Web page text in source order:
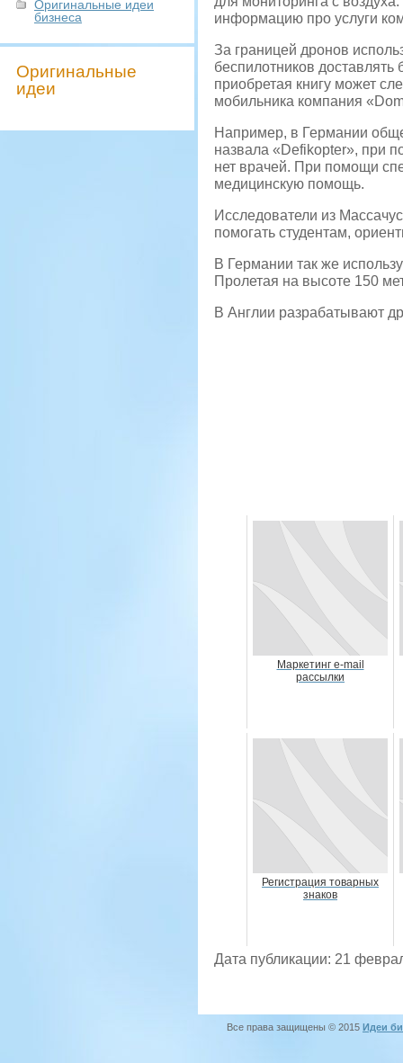
Оригинальные идеи
бизнеса
Оригинальные
идеи
информацию про услуги
За границей дронов
беспилотников
приобретая книгу может
мобильника компания
Например, в Германии
назвала «Defikopter», при
нет врачей. При помощи
медицинскую помощь.
Исследователи из
помогать студентам,
В Германии так же
Пролетая на высоте 150
В Англии разрабатывают
Маркетинг e-mail
рассылки
Регистрация товарных
знаков
Дата публикации: 21
Все права защищены © 2015 Идеи